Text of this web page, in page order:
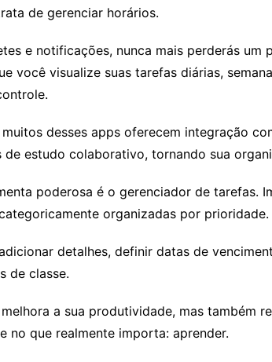
de gerenciar horários.
e notificações, nunca mais perderás um
você visualize suas tarefas diárias,
desses apps oferecem integração
de estudo colaborativo, tornando sua
poderosa é o gerenciador de tarefas.
organizadas por prioridade.
detalhes, definir datas de
de classe.
a sua produtividade, mas também
no que realmente importa: aprender.